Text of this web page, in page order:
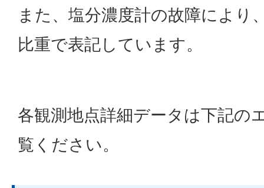
また、塩分濃度計の故障により
比重で表記しています。
各観測地点詳細データは下記の
覧ください。